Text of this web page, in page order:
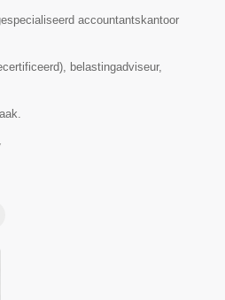
accountantskantoor
belastingadviseur,